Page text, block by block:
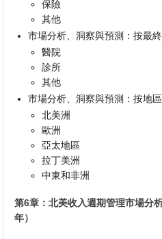
保險
其他
市場分析、洞察與預測：按最
醫院
診所
其他
市場分析、洞察與預測：按地
北美洲
歐洲
亞太地區
拉丁美洲
中東和非洲
第6章：北美收入週期管理市場分
年）